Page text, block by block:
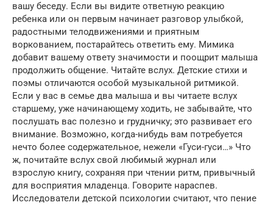
вашу беседу. Если вы видите ответную реакцию
ребенка или он первым начинает разговор улыбкой,
радостными телодвижениями и приятным
воркованием, постарайтесь ответить ему. Мимика
добавит вашему ответу значимости и поощрит малыша
продолжить общение. Читайте вслух. Детские стихи и
поэмы отличаются особой музыкальной ритмикой.
Если у вас в семье два малыша и вы читаете вслух
старшему, уже начинающему ходить, не забывайте, что
послушать вас полезно и грудничку; это развивает его
внимание. Возможно, когда-нибудь вам потребуется
нечто более содержательное, нежели «Гуси-гуси…» Что
ж, почитайте вслух свой любимый журнал или
взрослую книгу, сохраняя при чтении ритм, привычный
для восприятия младенца. Говорите нараспев.
Исследователи детской психологии считают, что пение